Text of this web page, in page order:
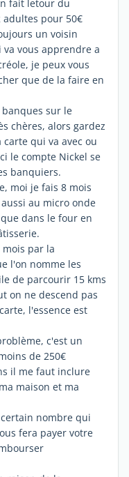
fait letour du
pour 50€
un voisin
vous apprendre a
je peux vous
que de la faire en
sur le
chères, alors gardez
qui va avec ou
le compte Nickel se
banquiers.
moi je fais 8 mois
au micro onde
dans le four en
par la
l'on nomme les
de parcourir 15 kms
on ne descend pas
l'essence est
c'est un
de 250€
il me faut inclure
maison et ma
nombre qui
fera payer votre